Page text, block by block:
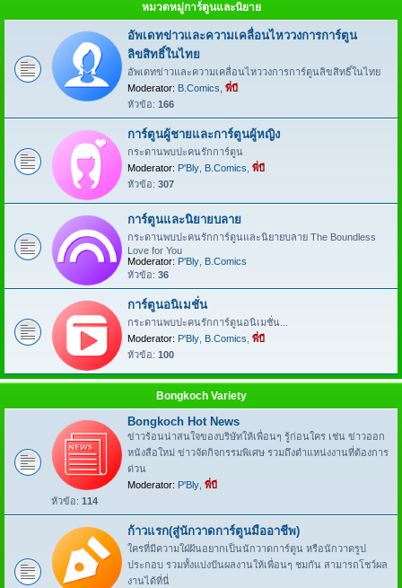
หมวดหมู่การ์ตูนและนิยาย
อัพเดทข่าวและความเคลื่อนไหววงการการ์ตูน
ลิขสิทธิ์ในไทย
อัพเดทข่าวและความเคลื่อนไหววงการการ์ตูนลิขสิทธิ์ในไทย
Moderator: B.Comics พี่บี
หัวข้อ: 166
การ์ตูนผู้ชายและการ์ตูนผู้หญิง
กระดานพบปะคนรักการ์ตูน
Moderator: P'Bly B.Comics พี่บี
หัวข้อ: 307
การ์ตูนและนิยายบลาย
กระดานพบปะคนรักการ์ตูนและนิยายบลาย The Boundless
Love for You
Moderator: P'Bly B.Comics
หัวข้อ: 36
การ์ตูนอนิเมชั่น
กระดานพบปะคนรักการ์ตูนอนิเมชั่น...
Moderator: P'Bly B.Comics พี่บี
หัวข้อ: 100
Bongkoch Variety
Bongkoch Hot News
ข่าวร้อนน่าสนใจของบริษัทให้เพื่อนๆ รู้ก่อนใคร เช่น ข่าวออก
หนังสือใหม่ ข่าวจัดกิจกรรมพิเศษ รวมถึงตำแหน่งงานที่ต้องการ
ด่วน
Moderator: P'Bly พี่บี
หัวข้อ: 114
ก้าวแรก(สู่นักวาดการ์ตูนมืออาชีพ)
ใครที่มีความใฝ่ฝันอยากเป็นนักวาดการ์ตูน หรือนักวาดรูป
ประกอบ รวมทั้งแบ่งปันผลงานให้เพื่อนๆ ชมกัน สามารถโชว์ผล
งานได้ที่นี่